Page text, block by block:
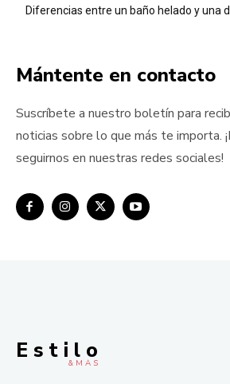
Diferencias entre un baño helado y una
Mántente en contacto
Suscríbete a nuestro boletín para
noticias sobre lo que más te importa.
seguirnos en nuestras redes sociales!
E s t i l o
& M À S